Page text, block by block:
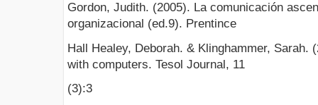
Gordon, Judith. (2005). La comunicación
organizacional (ed.9). Prentince
Hall Healey, Deborah. & Klinghammer, Sarah.
with computers. Tesol Journal, 11
(3):3